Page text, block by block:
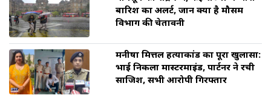
बारिश का अलर्ट, जानें क्या है मौसम
विभाग की चेतावनी
मनीषा मित्तल हत्याकांड का पूरा खुलासा:
भाई निकला मास्टरमाइंड, पार्टनर ने रची
साजिश, सभी आरोपी गिरफ्तार